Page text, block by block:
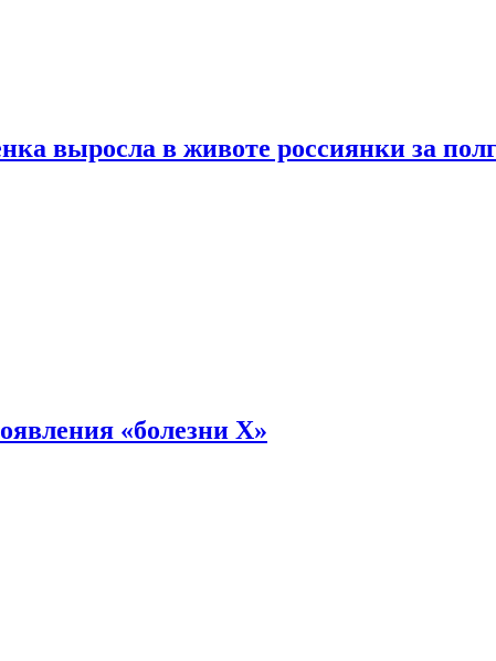
выросла в животе россиянки за
«болезни Х»